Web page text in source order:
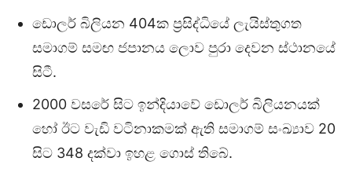
ඩොලර් බිලියන 404ක ප්‍රසිද්ධියේ ලැයිස්තුගත
සමාගම් සමඟ ජපානය ලොව පුරා දෙවන ස්ථානයේ
සිටී.
2000 වසරේ සිට ඉන්දියාවේ ඩොලර් බිලියනයක්
හෝ ඊට වැඩි වටිනාකමක් ඇති සමාගම් සංඛ්‍යාව 20
සිට 348 දක්වා ඉහළ ගොස් තිබේ.